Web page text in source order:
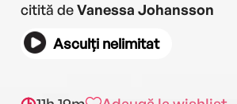
citită deVanessa Johansson
Asculți nelimitat